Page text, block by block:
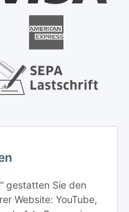
gestatten Sie den
Website: YouTube,